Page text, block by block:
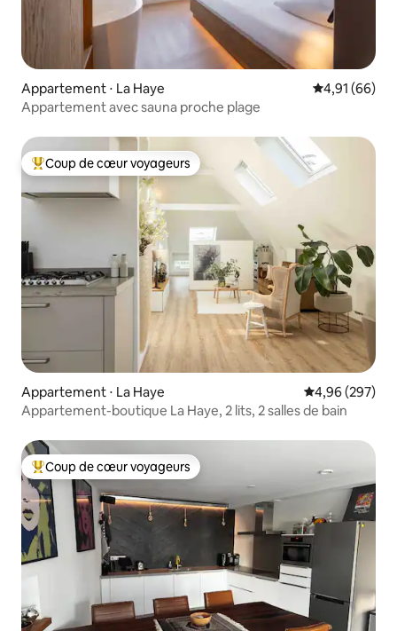
Appartement ⋅ La Haye Évaluation
4,91 (66)
Appartement avec sauna proche plage
Coups de cœur voyageurs les plus appréciés
Coup de cœur voyageurs
Appartement ⋅ La Haye Évaluation
4,96 (297)
Appartement-boutique La Haye, 2 lits, 2 salles de bain
Coups de cœur voyageurs les plus appréciés
Coup de cœur voyageurs